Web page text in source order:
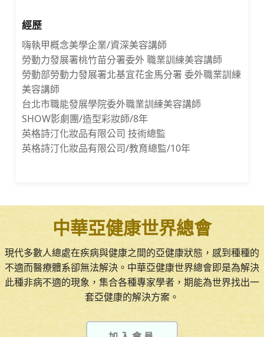
經歷
嗨執甲概念美學企業/資深美容講師
勞動力發展署桃竹苗分署委外 職業訓練美容講師
勞動部勞動力發展署北基宜花金馬分署 委外職業訓練
美容講師
台北市職能發展學院委外職業訓練美容講師
SHOW影劇團/造型彩妝師/8年
英格詩汀化妝品有限公司 技術總監
英格詩汀化妝品有限公司/教育總監/10年
中華亞健康世界總會
現代多數人總處在疾病與健康之間的亞健康狀態，感到種種的
不適而醫療體系卻無法解決。中華亞健康世界總會即是為解決
此種非病不適的現象，集合各種專家學者，期能為世界找出一
套亞健康的解決方案。